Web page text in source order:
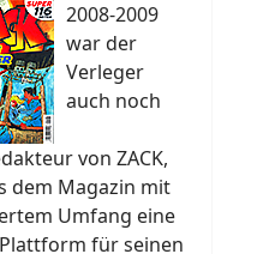
2008-2009
war der
Verleger
auch noch
von ZACK,
dem Magazin mit
Umfang eine
für seinen